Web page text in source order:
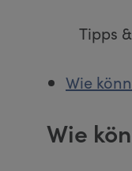
Tipps
Wie
Wie